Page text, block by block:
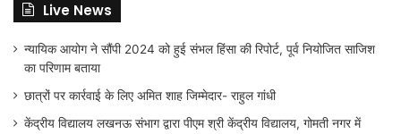
Live News
न्यायिक आयोग ने सौंपी 2024 को हुई संभल हिंसा की रिपोर्ट, पूर्व नियोजित साजिश
का परिणाम बताया
छात्रों पर कार्रवाई के लिए अमित शाह जिम्मेदार- राहुल गांधी
केंद्रीय विद्यालय लखनऊ संभाग द्वारा पीएम श्री केंद्रीय विद्यालय, गोमती नगर में